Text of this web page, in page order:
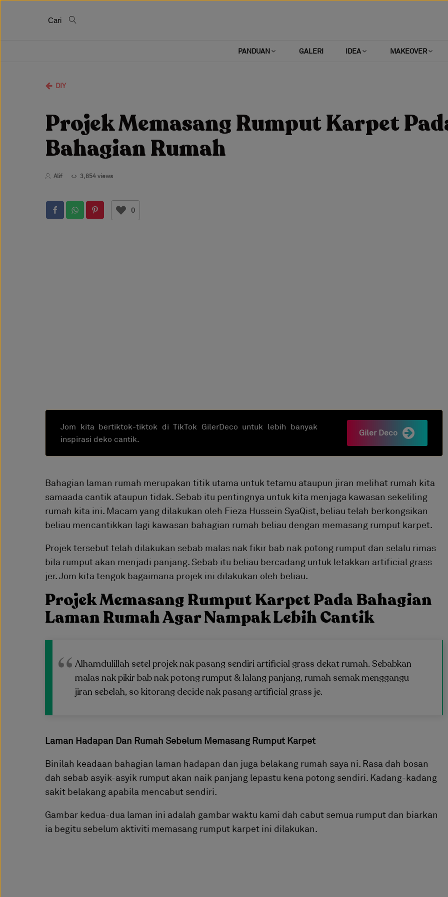
Cari
PANDUAN GALERI IDEA MAKEOVER
DIY
Projek Memasang Rumput Karpet
Bahagian Rumah
Alif 3,854 views
0
Jom kita bertiktok-tiktok di TikTok GilerDeco untuk lebih banyak
inspirasi deko cantik.
Giler Deco
Bahagian laman rumah merupakan titik utama untuk tetamu ataupun jiran melihat rumah kita
samaada cantik ataupun tidak. Sebab itu pentingnya untuk kita menjaga kawasan sekeliling
rumah kita ini. Macam yang dilakukan oleh Fieza Hussein SyaQist, beliau telah berkongsikan
beliau mencantikkan lagi kawasan bahagian rumah beliau dengan memasang rumput karpet.
Projek tersebut telah dilakukan sebab malas nak fikir bab nak potong rumput dan selalu rimas
bila rumput akan menjadi panjang. Sebab itu beliau bercadang untuk letakkan artificial grass
jer. Jom kita tengok bagaimana projek ini dilakukan oleh beliau.
Projek Memasang Rumput Karpet Pada Bahagian
Laman Rumah Agar Nampak Lebih Cantik
Alhamdulillah setel projek nak pasang sendiri artificial grass dekat rumah. Sebabkan
malas nak pikir bab nak potong rumput & lalang panjang, rumah semak menggangu
jiran sebelah, so kitorang decide nak pasang artificial grass je.
Laman Hadapan Dan Rumah Sebelum Memasang Rumput Karpet
Binilah keadaan bahagian laman hadapan dan juga belakang rumah saya ni. Rasa dah bosan
dah sebab asyik-asyik rumput akan naik panjang lepastu kena potong sendiri. Kadang-kadang
sakit belakang apabila mencabut sendiri.
Gambar kedua-dua laman ini adalah gambar waktu kami dah cabut semua rumput dan biarkan
ia begitu sebelum aktiviti memasang rumput karpet ini dilakukan.